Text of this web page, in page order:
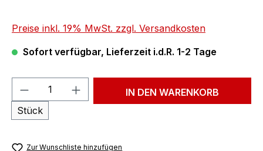
Preise inkl. 19% MwSt. zzgl. Versandkosten
Sofort verfügbar, Lieferzeit i.d.R. 1-2 Tage
Produkt Anzahl: Gib den
Stück
IN DEN WARENKORB
Zur Wunschliste hinzufügen